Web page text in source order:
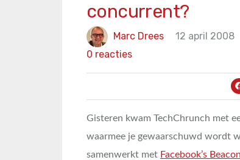
concurrent?
Marc Drees 12 april 2008
0 reacties
Gisteren kwam TechChrunch met
waarmee je gewaarschuwd wordt
samenwerkt met Facebook’s Beacon